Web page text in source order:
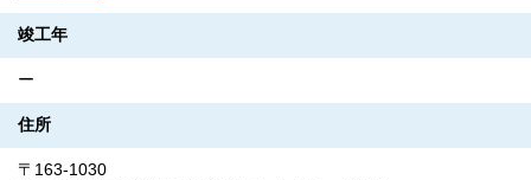
竣工年
ー
住所
〒163-1030